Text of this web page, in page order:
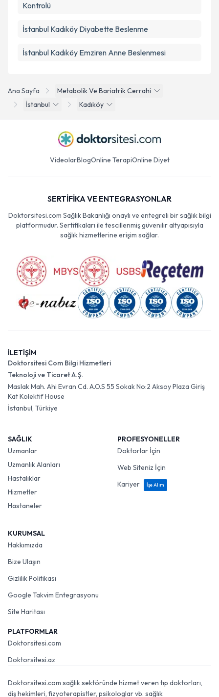
Ana Sayfa
Metabolik Ve Bariatrik Cerrahi
İstanbul
Kadıköy
Kontrolü
İstanbul Kadıköy Diyabette Beslenme
İstanbul Kadıköy Emziren Anne Beslenmesi
VideolarBlogOnline TerapiOnline Diyet
SERTİFİKA VE ENTEGRASYONLAR
Doktorsitesi.com Sağlık Bakanlığı onaylı ve entegreli bir sağlık bilgi
platformudur. Sertifikaları ile tescillenmiş güvenilir altyapısıyla
sağlık hizmetlerine erişim sağlar.
İLETİŞİM
Doktorsitesi Com Bilgi Hizmetleri
Teknoloji ve Ticaret A.Ş.
Maslak Mah. Ahi Evran Cd. A.O.S 55 Sokak No:2 Aksoy Plaza Giriş
Kat Kolektif House
İstanbul, Türkiye
SAĞLIK
Uzmanlar
Uzmanlık Alanları
Hastalıklar
Hizmetler
Hastaneler
PROFESYONELLER
Doktorlar İçin
Web Siteniz İçin
Kariyer
İşe Alım
KURUMSAL
Hakkımızda
Bize Ulaşın
Gizlilik Politikası
Google Takvim Entegrasyonu
Site Haritası
PLATFORMLAR
Doktorsitesi.com
Doktorsitesi.az
Doktorsitesi.com sağlık sektöründe hizmet veren tıp doktorları,
diş hekimleri, fizyoterapistler, psikologlar vb. sağlık